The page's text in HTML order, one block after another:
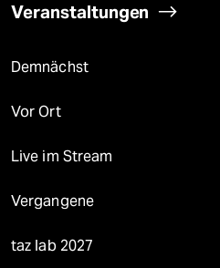
Veranstaltungen
Demnächst
Vor Ort
Live im Stream
Vergangene
taz lab 2027